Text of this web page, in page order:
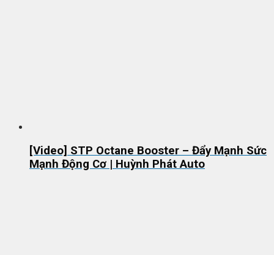
[Video] STP Octane Booster – Đẩy Mạnh Sức
Mạnh Động Cơ | Huỳnh Phát Auto